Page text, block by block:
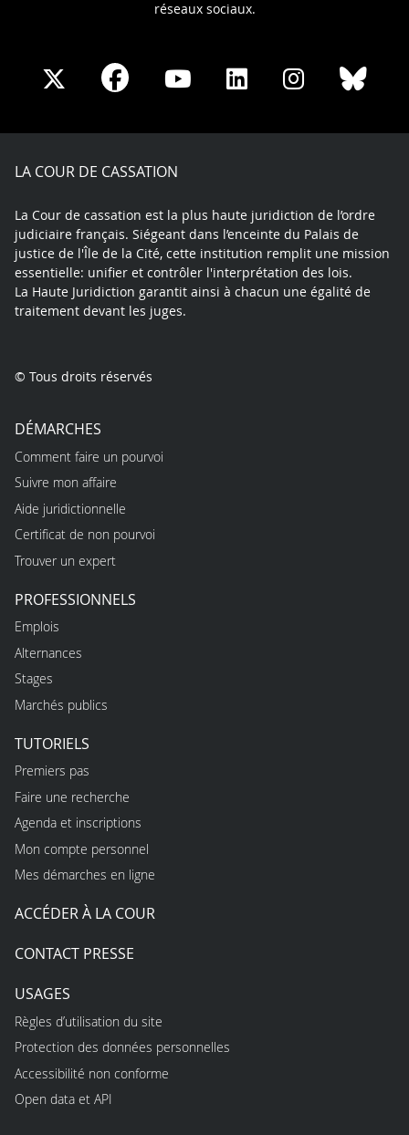
réseaux sociaux.
Share
X
Share
Facebook
Share
Youtube
Share
LinkedIn
Share
Instagram
LA COUR DE CASSATION
La Cour de cassation est la plus haute juridiction de l’ordre
judiciaire français. Siégeant dans l’enceinte du Palais de
justice de l'Île de la Cité, cette institution remplit une mission
essentielle: unifier et contrôler l'interprétation des lois.
La Haute Juridiction garantit ainsi à chacun une égalité de
traitement devant les juges.
© Tous droits réservés
DÉMARCHES
Comment faire un pourvoi
Suivre mon affaire
Aide juridictionnelle
Certificat de non pourvoi
Trouver un expert
PROFESSIONNELS
Emplois
Alternances
Stages
Marchés publics
TUTORIELS
Premiers pas
Faire une recherche
Agenda et inscriptions
Mon compte personnel
Mes démarches en ligne
ACCÉDER À LA COUR
CONTACT PRESSE
USAGES
Règles d’utilisation du site
Protection des données personnelles
Accessibilité non conforme
Open data et API